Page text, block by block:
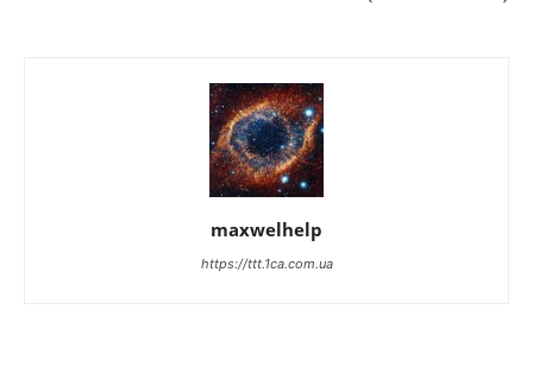
maxwelhelp
https://ttt.1ca.com.ua